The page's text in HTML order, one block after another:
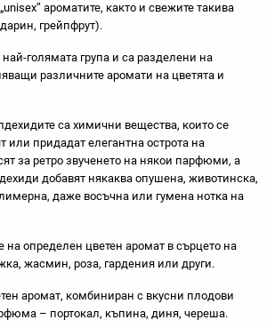
ароматите, както и свежите такива
грейпфрут).
най-голямата група и са разделени на
различните аромати на цветята и
са химични вещества, които се
или придадат елегантна острота на
за ретро звученето на някои парфюми, а
добавят някаква опушена, животинска,
даже восъчна или гумена нотка на
на определен цветен аромат в сърцето на
жасмин, роза, гардения или други.
аромат, комбиниран с вкусни плодови
– портокал, къпина, диня, череша.